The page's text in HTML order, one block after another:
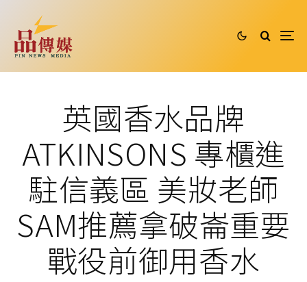
英國香水品牌
ATKINSONS 專櫃進
駐信義區 美妝老師
SAM推薦拿破崙重要
戰役前御用香水